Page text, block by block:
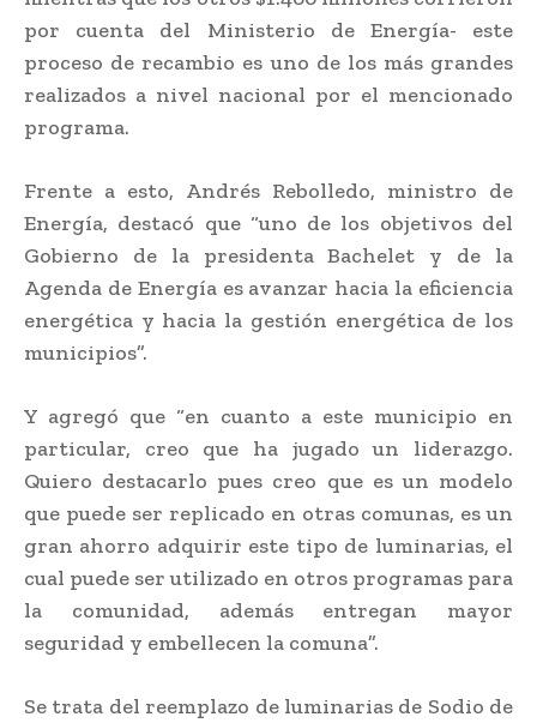
por cuenta del Ministerio de Energía- este
proceso de recambio es uno de los más grandes
realizados a nivel nacional por el mencionado
programa.
Frente a esto, Andrés Rebolledo, ministro de
Energía, destacó que “uno de los objetivos del
Gobierno de la presidenta Bachelet y de la
Agenda de Energía es avanzar hacia la eficiencia
energética y hacia la gestión energética de los
municipios”.
Y agregó que “en cuanto a este municipio en
particular, creo que ha jugado un liderazgo.
Quiero destacarlo pues creo que es un modelo
que puede ser replicado en otras comunas, es un
gran ahorro adquirir este tipo de luminarias, el
cual puede ser utilizado en otros programas para
la comunidad, además entregan mayor
seguridad y embellecen la comuna”.
Se trata del reemplazo de luminarias de Sodio de